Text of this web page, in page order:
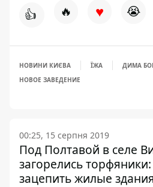
👍 🔥 ♥ 😭
НОВИНИ КИЄВА ЇЖА
ДИМА
НОВОЕ ЗАВЕДЕНИЕ
00:25, 15 серпня 2019
Под Полтавой в селе
загорелись
зацепить жилые